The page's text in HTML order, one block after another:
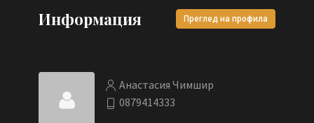
Информация Преглед на профила
Анастасия Чимшир
0879414333